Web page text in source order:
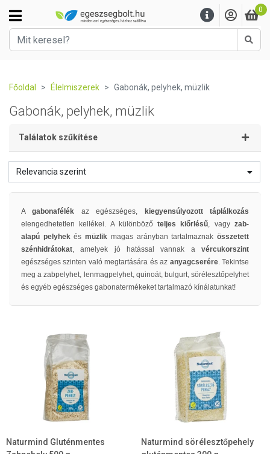
0
Főoldal Élelmiszerek Gabonák, pelyhek, müzlik
Gabonák, pelyhek, müzlik
Találatok szűkítése
Relevancia szerint
Agabonafélék az egészséges,
kiegyensúlyozott táplálkozás
elengedhetetlen kellékei. A különbözőteljes kiőrlésű, vagyzab-
alapú pelyhekésmüzlik magas arányban tartalmaznakösszetett
szénhidrátokat, amelyek jó hatással vannak a vércukorszint
egészséges szinten való megtartására és az anyagcserére. Tekintse
meg a zabpelyhet, lenmagpelyhet, quinoát, bulgurt, sörélesztőpelyhet
és egyéb egészséges gabonatermékeket tartalmazó kínálatunkat!
Naturmind Gluténmentes
Naturmind sörélesztőpehely